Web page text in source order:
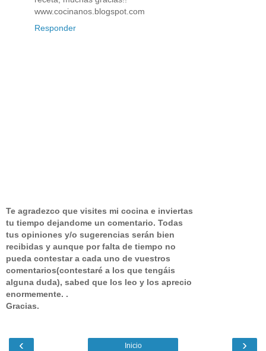
www.cocinanos.blogspot.com
Responder
Te agradezco que visites mi cocina e inviertas
tu tiempo dejandome un comentario. Todas
tus opiniones y/o sugerencias serán bien
recibidas y aunque por falta de tiempo no
pueda contestar a cada uno de vuestros
comentarios(contestaré a los que tengáis
alguna duda), sabed que los leo y los aprecio
enormemente. .
Gracias.
‹ ›
Inicio